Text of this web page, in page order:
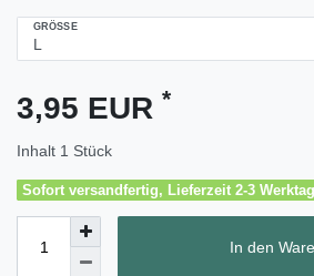
GRÖSSE
3,95 EUR *
Inhalt 1 Stück
Sofort versandfertig, Lieferzeit 2-3
In den